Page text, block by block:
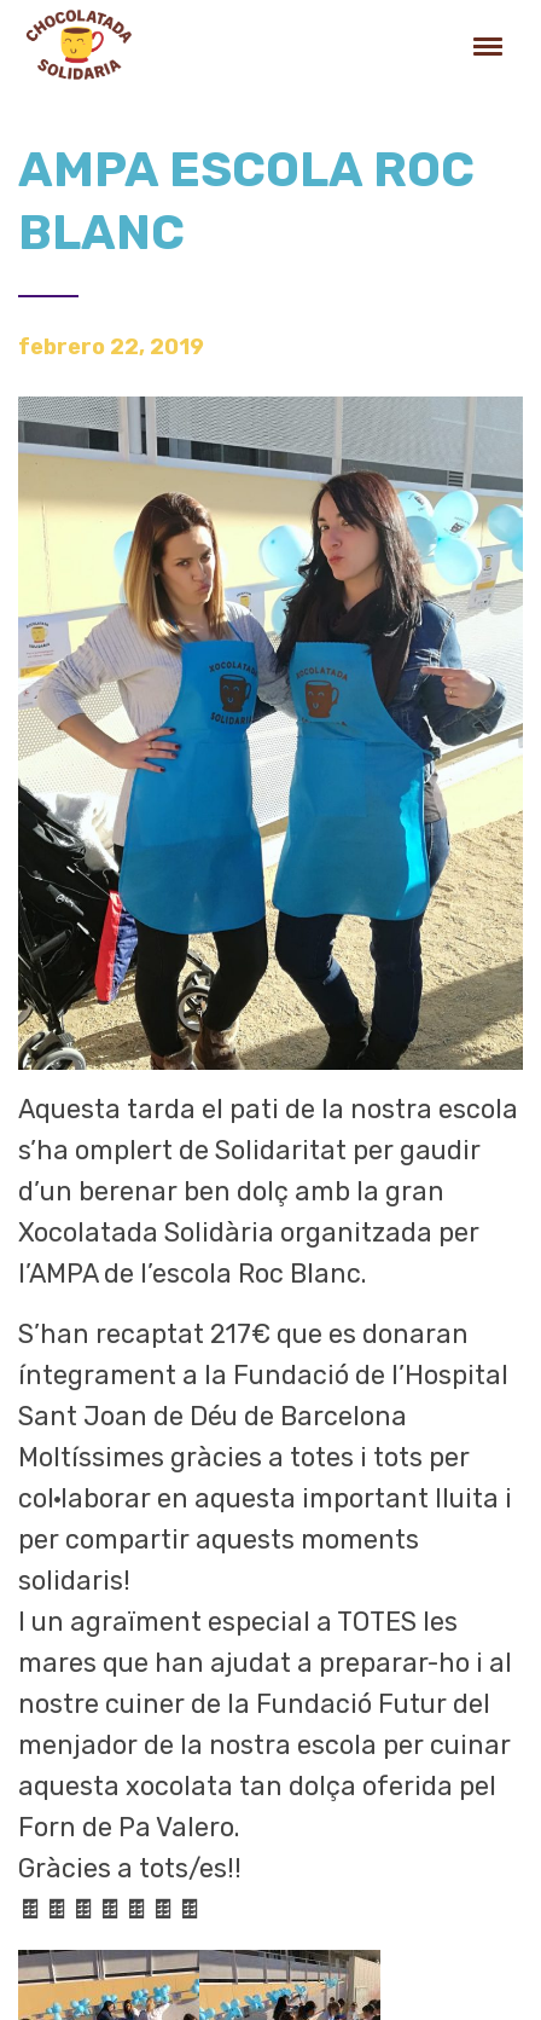
AMPA ESCOLA ROC
BLANC
febrero 22, 2019
Aquesta tarda el pati de la nostra escola
s’ha omplert de Solidaritat per gaudir
d’un berenar ben dolç amb la gran
Xocolatada Solidària organitzada per
l’AMPA de l’escola Roc Blanc.
S’han recaptat 217€ que es donaran
íntegrament a la Fundació de l’Hospital
Sant Joan de Déu de Barcelona
Moltíssimes gràcies a totes i tots per
col·laborar en aquesta important lluita i
per compartir aquests moments
solidaris!
I un agraïment especial a TOTES les
mares que han ajudat a preparar-ho i al
nostre cuiner de la Fundació Futur del
menjador de la nostra escola per cuinar
aquesta xocolata tan dolça oferida pel
Forn de Pa Valero.
Gràcies a tots/es!!
🍫🍫🍫🍫🍫🍫🍫